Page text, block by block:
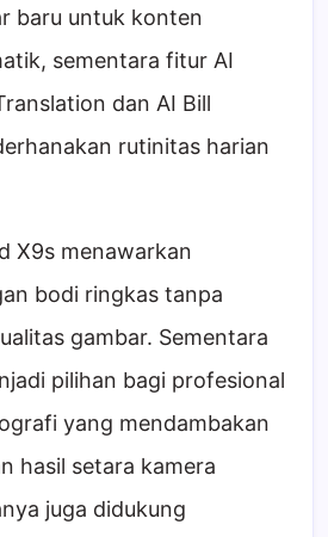
baru untuk konten
sementara fitur AI
dan AI Bill
rutinitas harian
X9s menawarkan
bodi ringkas tanpa
gambar. Sementara
pilihan bagi profesional
yang mendambakan
hasil setara kamera
juga didukung